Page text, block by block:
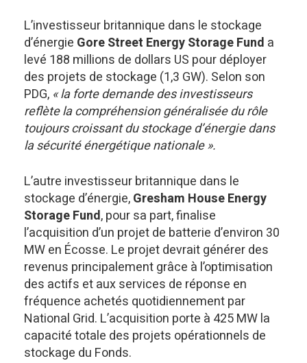
L’investisseur britannique dans le stockage
d’énergie Gore Street Energy Storage Fund a
levé 188 millions de dollars US pour déployer
des projets de stockage (1,3 GW). Selon son
PDG, « la forte demande des investisseurs
reflète la compréhension généralisée du rôle
toujours croissant du stockage d’énergie dans
la sécurité énergétique nationale ».
L’autre investisseur britannique dans le
stockage d’énergie,Gresham House Energy
Storage Fund, pour sa part, finalise
l’acquisition d’un projet de batterie d’environ 30
MW en Écosse. Le projet devrait générer des
revenus principalement grâce à l’optimisation
des actifs et aux services de réponse en
fréquence achetés quotidiennement par
National Grid. L’acquisition porte à 425 MW la
capacité totale des projets opérationnels de
stockage du Fonds.